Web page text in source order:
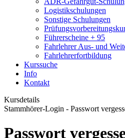
Logistikschulungen
Sonstige Schulungen
Führerscheine + 95
Fahrlehrer Aus- und
Fahrlehrerfortbildung
Kurssuche
Info
Kontakt
Kursdetails
Stammhörer-Login - Passwort
Passwort